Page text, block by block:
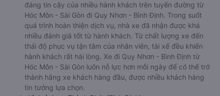
đáng tin cậy của nhiều hành khách trên tuyến đường từ
Hóc Môn - Sài Gòn đi Quy Nhơn - Bình Định. Trong suốt
quá trình hoàn thiện dịch vụ, nhà xe đã nhận được khá
nhiều đánh giá tốt từ hành khách. Từ chất lượng xe đến
thái độ phục vụ tận tâm của nhân viên, tài xế đều khiến
hành khách rất hài lòng. Xe đi Quy Nhơn - Bình Định từ
Hóc Môn - Sài Gòn luôn nỗ lực hơn mỗi ngày để có thể trở
thành hãng xe khách hàng đầu, được nhiều khách hàng
tin tưởng lựa chọn.